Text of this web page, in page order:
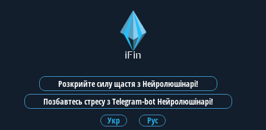
iFin
Розкрийте силу щастя з Нейролюшінарі!
Позбавтесь стресу з Telegram-bot Нейролюшінарі!
Укр
Рус